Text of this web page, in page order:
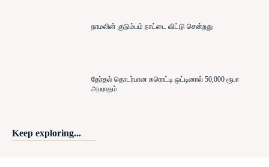
நாமலின் குடும்பம் நாட்டை விட்டு சென்றது
தேர்தல் தொடர்பான சுரொட்டி ஒட்டினால் 50,000 ரூபா
அபராதம்
Keep exploring...